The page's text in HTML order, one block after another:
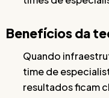
Benefícios da
Quando
time de
resultados ficam